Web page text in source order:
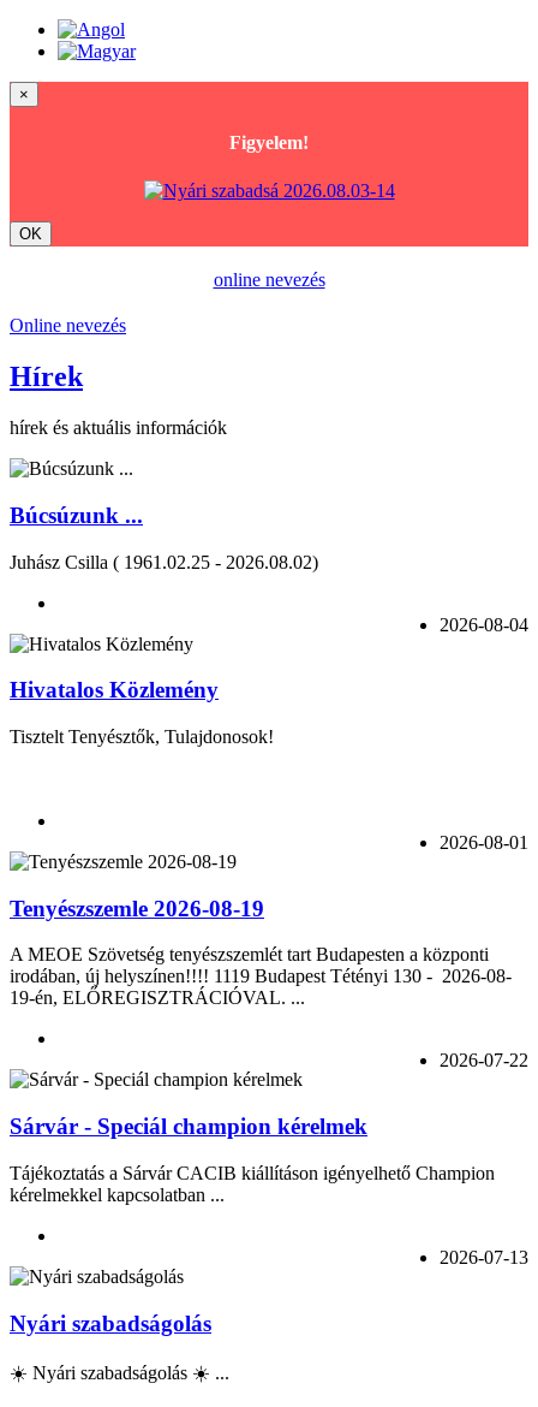
×
Figyelem!
OK
online nevezés
Online nevezés
Hírek
hírek és aktuális információk
Búcsúzunk ...
Juhász Csilla ( 1961.02.25 - 2026.08.02)
2026-08-04
Hivatalos Közlemény
Tisztelt Tenyésztők, Tulajdonosok!
2026-08-01
Tenyészszemle 2026-08-19
A MEOE Szövetség tenyészszemlét tart Budapesten a központi
irodában, új helyszínen!!!! 1119 Budapest Tétényi 130 - 2026-08-
19-én, ELŐREGISZTRÁCIÓVAL. ...
2026-07-22
Sárvár - Speciál champion kérelmek
Tájékoztatás a Sárvár CACIB kiállításon igényelhető Champion
kérelmekkel kapcsolatban ...
2026-07-13
Nyári szabadságolás
☀️ Nyári szabadságolás ☀️ ...